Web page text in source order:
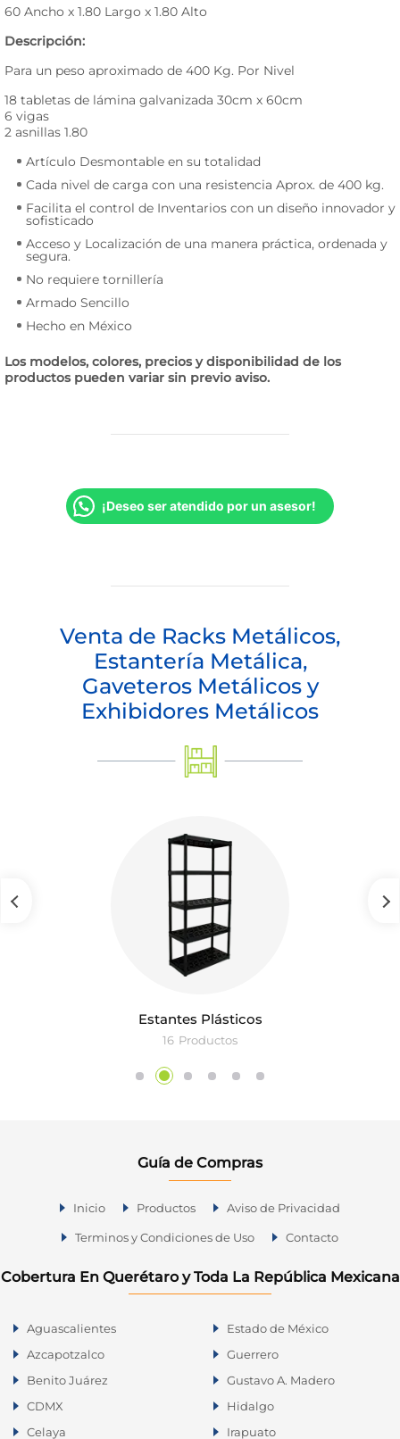
60 Ancho x 1.80 Largo x 1.80 Alto
Descripción:
Para un peso aproximado de 400 Kg. Por Nivel
18 tabletas de lámina galvanizada 30cm x 60cm
6 vigas
2 asnillas 1.80
Artículo Desmontable en su totalidad
Cada nivel de carga con una resistencia Aprox. de 400 kg.
Facilita el control de Inventarios con un diseño innovador y
sofisticado
Acceso y Localización de una manera práctica, ordenada y
segura.
No requiere tornillería
Armado Sencillo
Hecho en México
Los modelos, colores, precios y disponibilidad de los
productos pueden variar sin previo aviso.
¡Deseo ser atendido por un asesor!
Venta de Racks Metálicos,
Estantería Metálica,
Gaveteros Metálicos y
Exhibidores Metálicos
Estantes Plásticos
16 Productos
Guía de Compras
Inicio Productos Aviso de Privacidad
Terminos y Condiciones de Uso Contacto
Cobertura En Querétaro y Toda La República Mexicana
Aguascalientes
Azcapotzalco
Benito Juárez
CDMX
Celaya
Estado de México
Guerrero
Gustavo A. Madero
Hidalgo
Irapuato